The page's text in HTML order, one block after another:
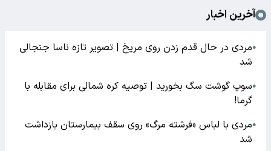
آخرین اخبار
●مردی در حال قدم زدن روی مریخ | تصویر تازه ناسا جنجالی
شد
●سوپ گوشت سگ بخورید | توصیه کره شمالی برای مقابله با
گرما!
●مردی با لباس «فرشته مرگ» روی سقف بیمارستان بازداشت
شد